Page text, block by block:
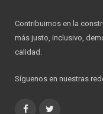
Contribuimos en la
más justo, inclusivo,
calidad.
Síguenos en nuestras
Facebook